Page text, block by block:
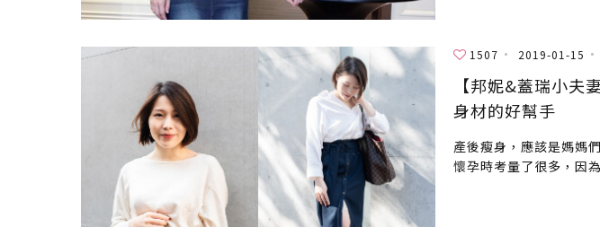
1507 2019-01-15
【邦妮&蓋瑞小夫
身材的好幫手
產後瘦身，應該是媽媽
懷孕時考量了很多，因